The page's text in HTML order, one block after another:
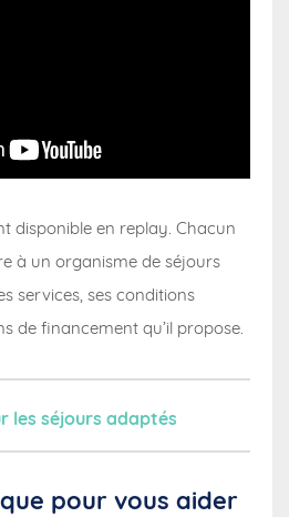
disponible en replay. Chacun
à un organisme de séjours
services, ses conditions
de financement qu’il propose.
les séjours adaptés
pour vous aider